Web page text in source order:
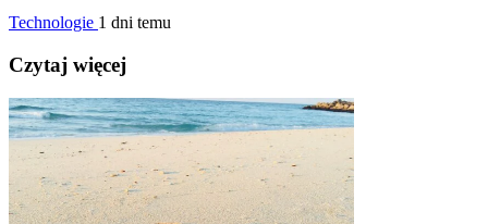
Technologie 1 dni temu
Czytaj więcej